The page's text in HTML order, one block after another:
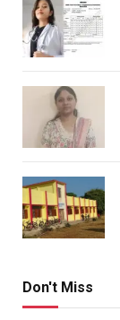
Don't Miss